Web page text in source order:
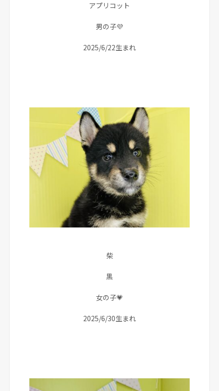
アプリコット
男の子💜
2025/6/22生まれ
柴
黒
女の子💗
2025/6/30生まれ